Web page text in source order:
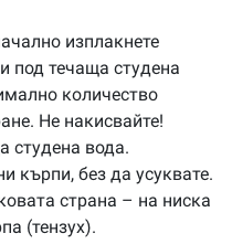
изплакнете
под течаща студена
количество
Не накисвайте!
студена вода.
кърпи, без да усуквате.
страна – на ниска
(тензух).